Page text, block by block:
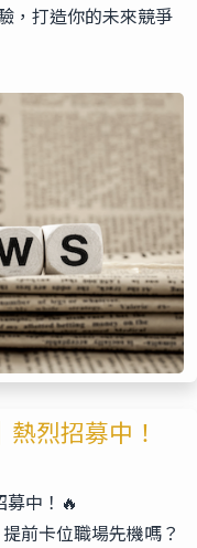
，打造你的未來競爭
烈招募中！
中！🔥
前卡位職場先機嗎？